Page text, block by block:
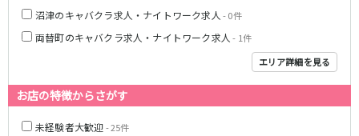
沼津のキャバクラ求人・ナイトワーク求人 - 0件
両替町のキャバクラ求人・ナイトワーク求人 - 1件
エリア詳細を見る
お店の特徴からさがす
未経験者大歓迎- 25件
名鉄瀬戸線
名鉄小牧線
春日井駅